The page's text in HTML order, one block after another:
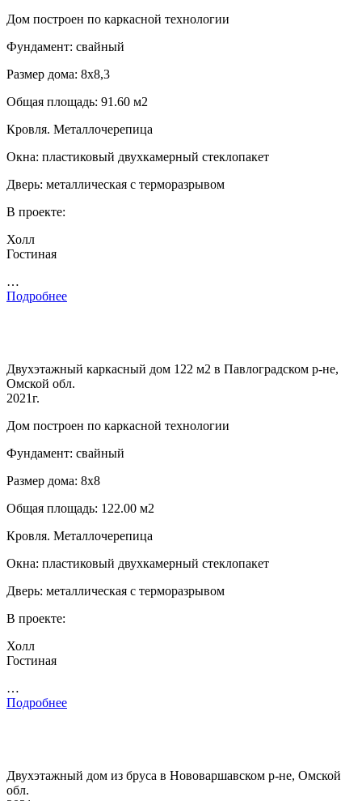
Дом построен по каркасной технологии
Фундамент: свайный
Размер дома: 8х8,3
Общая площадь: 91.60 м2
Кровля. Металлочерепица
Окна: пластиковый двухкамерный стеклопакет
Дверь: металлическая с терморазрывом
В проекте:
Холл
Гостиная
…
Подробнее
Двухэтажный каркасный дом 122 м2 в Павлоградском р-не,
Омской обл.
2021г.
Дом построен по каркасной технологии
Фундамент: свайный
Размер дома: 8х8
Общая площадь: 122.00 м2
Кровля. Металлочерепица
Окна: пластиковый двухкамерный стеклопакет
Дверь: металлическая с терморазрывом
В проекте:
Холл
Гостиная
…
Подробнее
Двухэтажный дом из бруса в Нововаршавском р-не, Омской
обл.